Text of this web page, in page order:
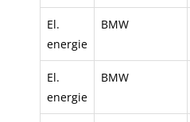
El.
energie
BMW
El.
energie
BMW